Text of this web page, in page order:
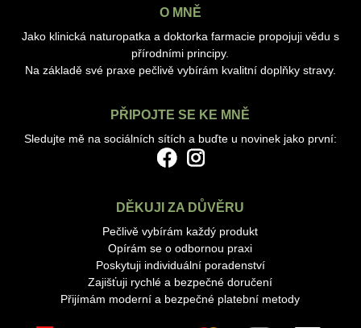
O MNĚ
Jako klinická naturopatka a doktorka farmacie propojuji vědu s
přírodními principy.
Na základě své praxe pečlivě vybírám kvalitní doplňky stravy.
PŘIPOJTE SE KE MNĚ
Sledujte mě na sociálních sítích a buďte u novinek jako první:
DĚKUJI ZA DŮVĚRU
Pečlivě vybírám každý produkt
Opírám se o odbornou praxi
Poskytuji individuální poradenství
Zajišťuji rychlé a bezpečné doručení
Přijímám moderní a bezpečné platební metody